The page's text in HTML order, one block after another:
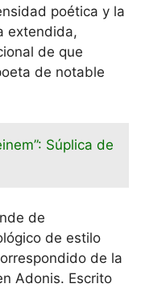
poética y la
extendida,
de que
de notable
Súplica de
de
de estilo
de la
Adonis. Escrito